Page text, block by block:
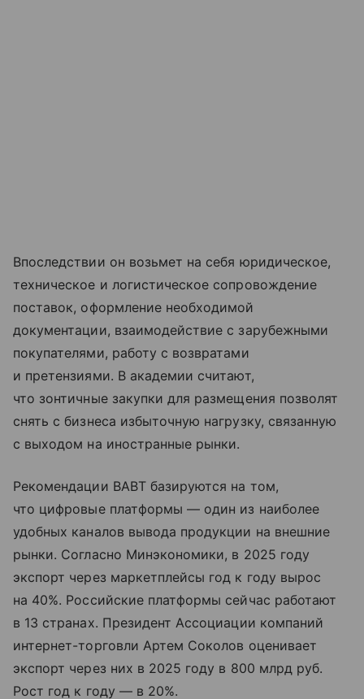
Впоследствии он возьмет на себя юридическое,
техническое и логистическое сопровождение
поставок, оформление необходимой
документации, взаимодействие с зарубежными
покупателями, работу с возвратами
и претензиями. В академии считают,
что зонтичные закупки для размещения позволят
снять с бизнеса избыточную нагрузку, связанную
с выходом на иностранные рынки.
Рекомендации ВАВТ базируются на том,
что цифровые платформы — один из наиболее
удобных каналов вывода продукции на внешние
рынки. Согласно Минэкономики, в 2025 году
экспорт через маркетплейсы год к году вырос
на 40%. Российские платформы сейчас работают
в 13 странах. Президент Ассоциации компаний
интернет-торговли Артем Соколов оценивает
экспорт через них в 2025 году в 800 млрд руб.
Рост год к году — в 20%.